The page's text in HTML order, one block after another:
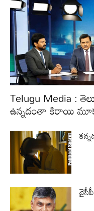
Telugu Media :
ఉన్నదంతా కిరాయి